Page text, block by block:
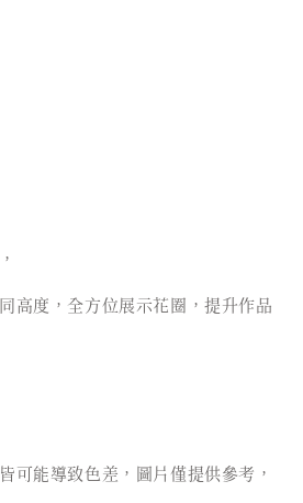
高度，全方位展示花圈，提升作品
可能導致色差，圖片僅提供參考，